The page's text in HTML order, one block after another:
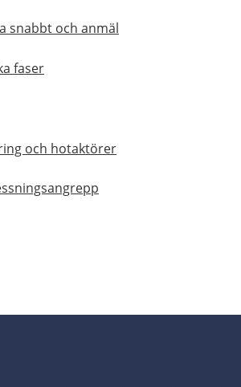
snabbt och anmäl
faser
och hotaktörer